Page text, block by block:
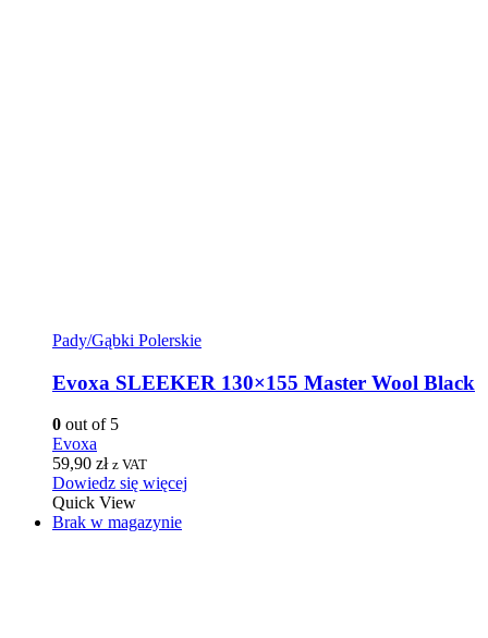
Pady/Gąbki Polerskie
Evoxa SLEEKER 130×155 Master Wool Black
0 out of 5
Evoxa
59,90 zł z VAT
Dowiedz się więcej
Quick View
Brak w magazynie